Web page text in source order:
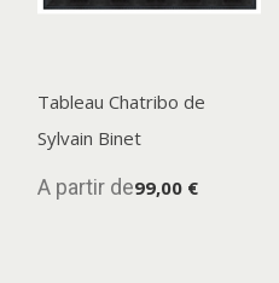
Tableau Chatribo de
Sylvain Binet
A partir de99,00 €